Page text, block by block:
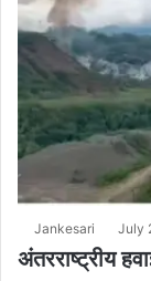
Jankesari July
अंतरराष्ट्रीय